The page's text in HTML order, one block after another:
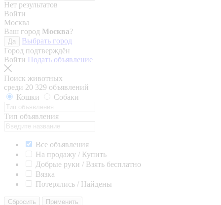
Нет результатов
Войти
Москва
Ваш город Москва?
Да
Выбрать город
Город подтверждён
Войти Подать объявление
Поиск животных
среди 20 329 объявлений
Кошки
Собаки
Тип объявления
Все объявления
На продажу / Купить
Добрые руки / Взять бесплатно
Вязка
Потерялись / Найдены
Сбросить Применить